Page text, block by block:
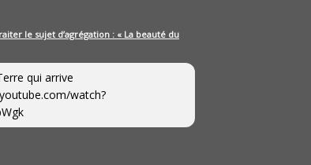
le sujet d’agrégation : « La beauté du
qui arrive
watch?